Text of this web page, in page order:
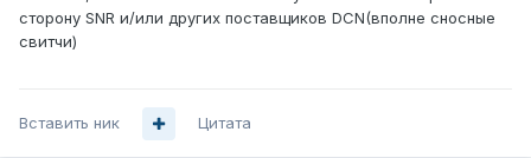
сторону SNR и/или других поставщиков DCN(вполне сносные
свитчи)
Вставить ник Цитата